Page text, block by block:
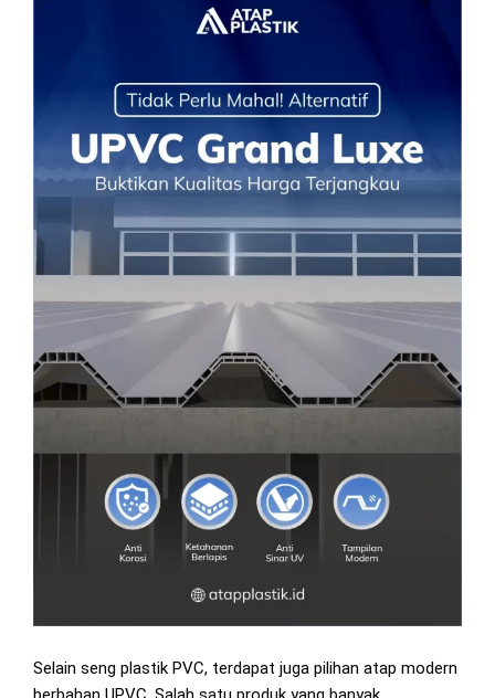
Selain seng plastik PVC, terdapat juga pilihan atap modern